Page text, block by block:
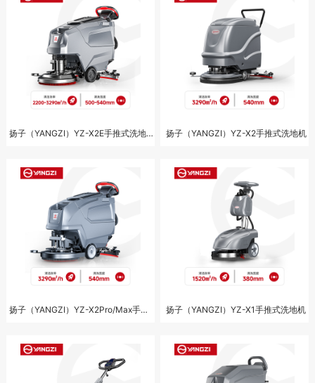
扬子（YANGZI）YZ-X2E手推式洗地机 扬子（YANGZI）YZ-X2手推式洗地机
扬子（YANGZI）YZ-X2Pro/Max手推式洗地机 扬子（YANGZI）YZ-X1手推式洗地机